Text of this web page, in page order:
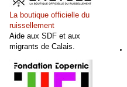
La boutique officielle du
ruissellement
Aide aux SDF et aux
migrants de Calais.